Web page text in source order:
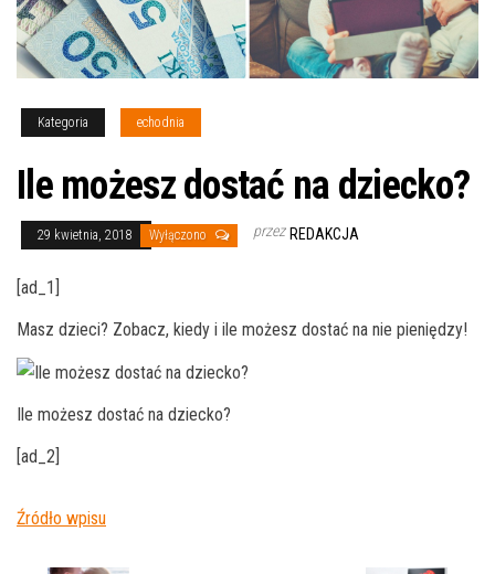
Kategoria echodnia
Ile możesz dostać na dziecko?
29 kwietnia, 2018 Wyłączono przez REDAKCJA
[ad_1]
Masz dzieci? Zobacz, kiedy i ile możesz dostać na nie pieniędzy!
Ile możesz dostać na dziecko?
[ad_2]
Źródło wpisu